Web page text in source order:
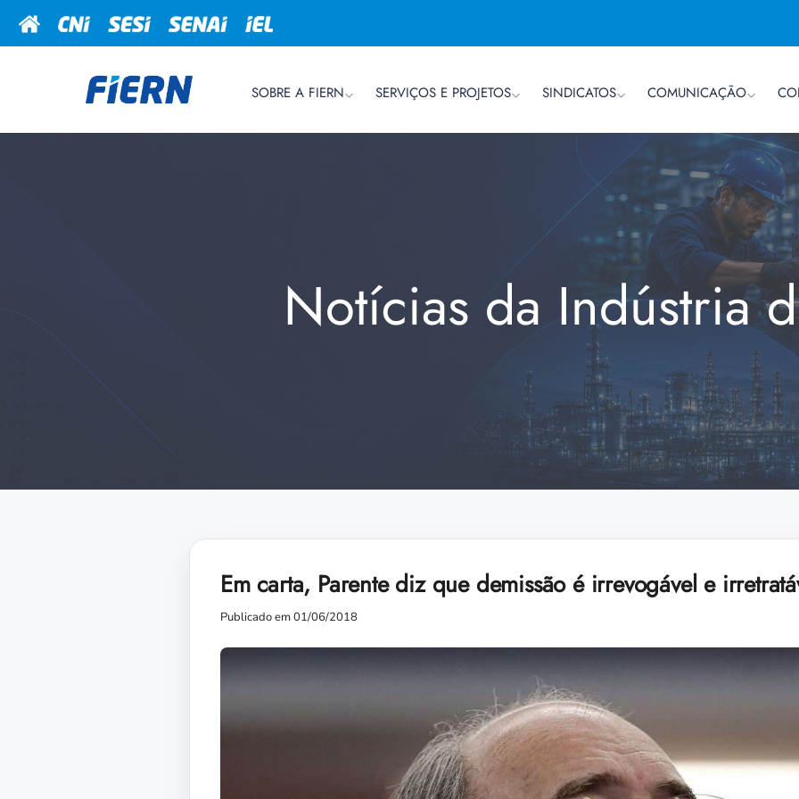
SOBRE A FIERN SERVIÇOS E PROJETOS SINDICATOS COMUNICAÇÃO
Notícias da Indústria
Em carta, Parente diz que demissão é irrevogável e
Publicado em 01/06/2018